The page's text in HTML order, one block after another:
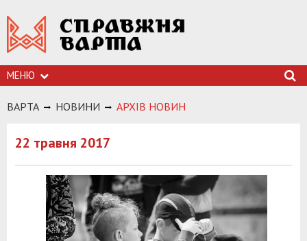
МЕНЮ
ВАРТА НОВИНИ АРХIВ НОВИН
22 травня 2017